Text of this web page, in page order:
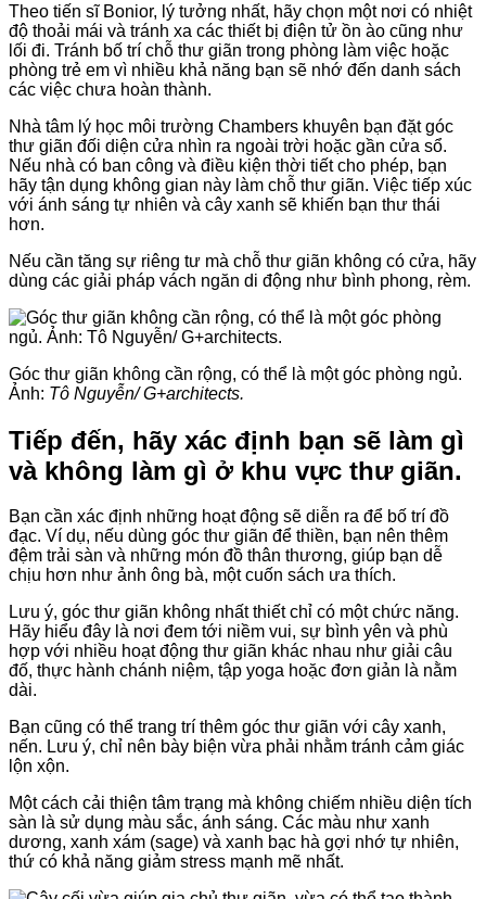
Theo tiến sĩ Bonior, lý tưởng nhất, hãy chọn một nơi có nhiệt
độ thoải mái và tránh xa các thiết bị điện tử ồn ào cũng như
lối đi. Tránh bố trí chỗ thư giãn trong phòng làm việc hoặc
phòng trẻ em vì nhiều khả năng bạn sẽ nhớ đến danh sách
các việc chưa hoàn thành.
Nhà tâm lý học môi trường Chambers khuyên bạn đặt góc
thư giãn đối diện cửa nhìn ra ngoài trời hoặc gần cửa sổ.
Nếu nhà có ban công và điều kiện thời tiết cho phép, bạn
hãy tận dụng không gian này làm chỗ thư giãn. Việc tiếp xúc
với ánh sáng tự nhiên và cây xanh sẽ khiến bạn thư thái
hơn.
Nếu cần tăng sự riêng tư mà chỗ thư giãn không có cửa, hãy
dùng các giải pháp vách ngăn di động như bình phong, rèm.
Góc thư giãn không cần rộng, có thể là một góc phòng ngủ.
Ảnh: Tô Nguyễn/G+architects.
Tiếp đến, hãy xác định bạn sẽ làm gì
và không làm gì ở khu vực thư giãn.
Bạn cần xác định những hoạt động sẽ diễn ra để bố trí đồ
đạc. Ví dụ, nếu dùng góc thư giãn để thiền, bạn nên thêm
đệm trải sàn và những món đồ thân thương, giúp bạn dễ
chịu hơn như ảnh ông bà, một cuốn sách ưa thích.
Lưu ý, góc thư giãn không nhất thiết chỉ có một chức năng.
Hãy hiểu đây là nơi đem tới niềm vui, sự bình yên và phù
hợp với nhiều hoạt động thư giãn khác nhau như giải câu
đố, thực hành chánh niệm, tập yoga hoặc đơn giản là nằm
dài.
Bạn cũng có thể trang trí thêm góc thư giãn với cây xanh,
nến. Lưu ý, chỉ nên bày biện vừa phải nhằm tránh cảm giác
lộn xộn.
Một cách cải thiện tâm trạng mà không chiếm nhiều diện tích
sàn là sử dụng màu sắc, ánh sáng. Các màu như xanh
dương, xanh xám (sage) và xanh bạc hà gợi nhớ tự nhiên,
thứ có khả năng giảm stress mạnh mẽ nhất.